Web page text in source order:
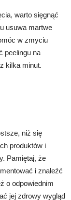
warto sięgnąć
usuwa martwe
w zmyciu
peelingu na
kilka minut.
niż się
produktów i
Pamiętaj, że
i znaleźć
o odpowiednim
jej zdrowy wygląd